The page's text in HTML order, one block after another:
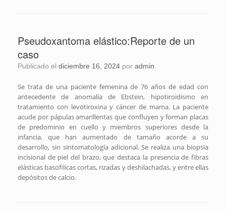
Pseudoxantoma elástico:Reporte de un
caso
Publicado el diciembre 16, 2024 por admin
Se trata de una paciente femenina de 76 años de edad con
antecedente de anomalía de Ebstein, hipotiroidismo en
tratamiento con levotiroxina y cáncer de mama. La paciente
acude por pápulas amarillentas que confluyen y forman placas
de predominio en cuello y miembros superiores desde la
infancia, que han aumentado de tamaño acorde a su
desarrollo, sin sintomatología adicional. Se realiza una biopsia
incisional de piel del brazo, que destaca la presencia de fibras
elásticas basofilicas cortas, rizadas y deshilachadas, y entre ellas
depósitos de calcio.